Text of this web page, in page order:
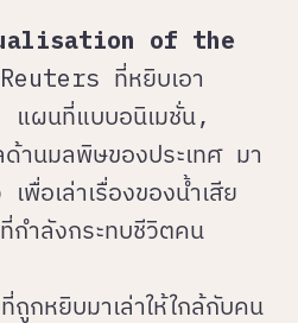
of the
ที่หยิบเอา
แผนที่แบบอนิเมชั่น,
านมลพิษของประเทศ มา
พื่อเล่าเรื่องของน้ำเสีย
กำลังกระทบชีวิตคน
ถูกหยิบมาเล่าให้ใกล้กับคน